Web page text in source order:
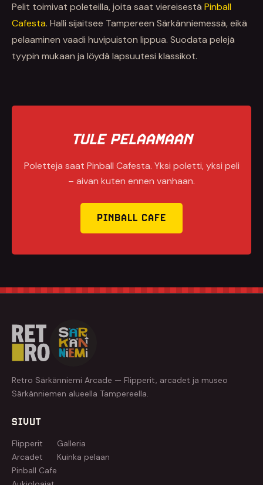
Pelit toimivat poleteilla, joita saat viereisestä Pinball
Cafesta. Halli sijaitsee Tampereen Särkänniemessä, eikä
pelaaminen vaadi huvipuiston lippua. Suodata pelejä
tyypin mukaan ja löydä lapsuutesi klassikot.
TULE PELAAMAAN
Poletteja saat Pinball Cafesta. Yksi poletti, yksi peli
– aivan kuten ennen vanhaan.
PINBALL CAFE
Retro Särkänniemi Arcade — Flipperit, arcadet ja museo
Särkänniemen alueella Tampereella.
SIVUT
Flipperit
Arcadet
Pinball Cafe
Galleria
Kuinka pelaan